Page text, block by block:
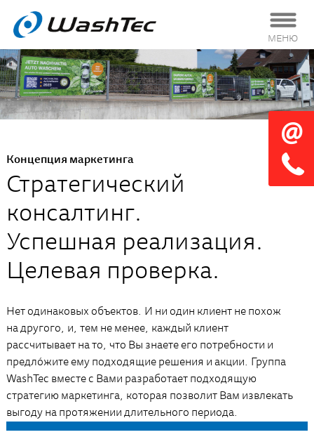
МЕНЮ
Концепция маркетинга
Стратегический
консалтинг.
Успешная реализация.
Целевая проверка.
Нет одинаковых объектов. И ни один клиент не похож
на другого, и, тем не менее, каждый клиент
рассчитывает на то, что Вы знаете его потребности и
предлóжите ему подходящие решения и акции. Группа
WashTec вместе с Вами разработает подходящую
стратегию маркетинга, которая позволит Вам извлекать
выгоду на протяжении длительного периода.